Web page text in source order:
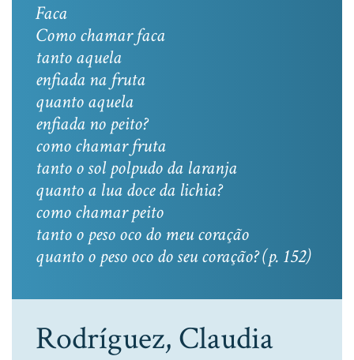
Faca
Como chamar faca
tanto aquela
enfiada na fruta
quanto aquela
enfiada no peito?
como chamar fruta
tanto o sol polpudo da laranja
quanto a lua doce da lichia?
como chamar peito
tanto o peso oco do meu coração
quanto o peso oco do seu coração? (p. 152)
Rodríguez, Claudia